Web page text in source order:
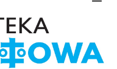
O nas